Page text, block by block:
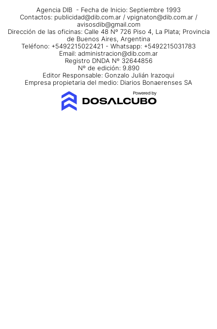
Agencia DIB - Fecha de Inicio: Septiembre 1993
Contactos: publicidad@dib.com.ar / vpignaton@dib.com.ar /
avisosdib@gmail.com
Dirección de las oficinas: Calle 48 Nº 726 Piso 4, La Plata; Provincia
de Buenos Aires, Argentina
Teléfono: +5492215022421 - Whatsapp: +5492215031783
Email: administracion@dib.com.ar
Registro DNDA Nº 32644856
Nº de edición: 9.890
Editor Responsable: Gonzalo Julián Irazoqui
Empresa propietaria del medio: Diarios Bonaerenses SA